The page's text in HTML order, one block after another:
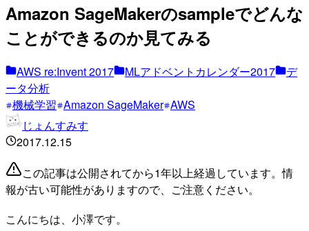
Amazon SageMakerのsampleでどんな
ことができるのか見てみる
AWS re:Invent 2017 MLアドベントカレンダー2017
デ
ータ分析
機械学習 Amazon SageMaker AWS
じょんすみす
2017.12.15
この記事は公開されてから1年以上経過しています。情
報が古い可能性がありますので、ご注意ください。
こんにちは、小澤です。